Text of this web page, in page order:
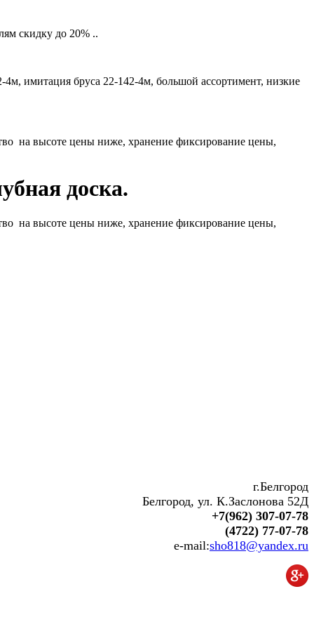
скидку до 20% ..
имитация бруса 22-142-4м, большой ассортимент, низкие
на высоте цены ниже, хранение фиксирование цены,
доска.
на высоте цены ниже, хранение фиксирование цены,
г.Белгород
Белгород, ул. К.Заслонова 52Д
+7(962) 307-07-78
(4722) 77-07-78
e-mail:sho818@yandex.ru